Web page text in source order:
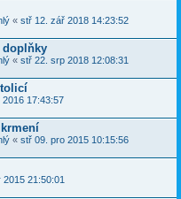
« stř 12. zář 2018 14:23:52
doplňky
« stř 22. srp 2018 12:08:31
17:43:57
« stř 09. pro 2015 10:15:56
21:50:01